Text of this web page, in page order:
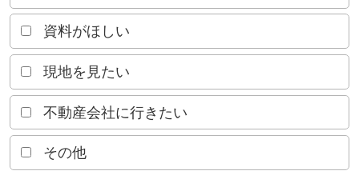
資料がほしい
現地を見たい
不動産会社に行きたい
その他